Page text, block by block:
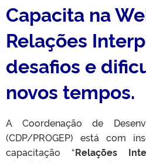
TELEFONES
Capacita na
Relações
desafios e
novos tempos.
A Coordenação de
(CDP/PROGEP) está com
capacitação “Relações